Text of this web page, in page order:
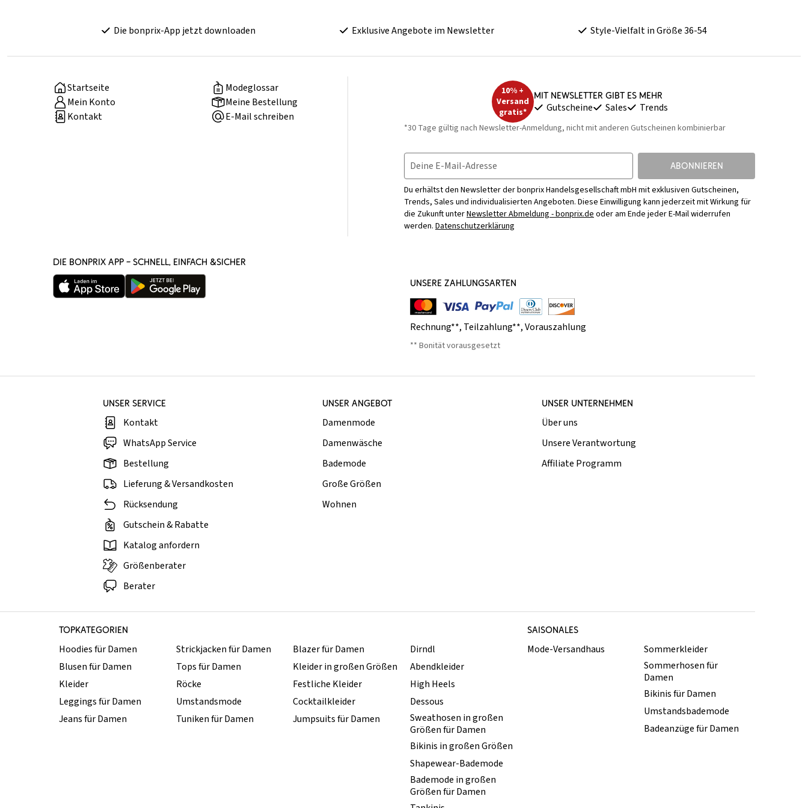
Die bonprix-App jetzt downloaden Exklusive Angebote im Newsletter Style-Vielfalt in Größe 36-54
Startseite
Modeglossar
Mein Konto
Meine Bestellung
Kontakt
E-Mail schreiben
10% +
Versand
gratis*
Mit Newsletter gibt es mehr
Gutscheine Sales Trends
*30 Tage gültig nach Newsletter-Anmeldung, nicht mit anderen Gutscheinen kombinierbar
Deine E-Mail-Adresse ABONNIEREN
Du erhältst den Newsletter der bonprix Handelsgesellschaft mbH mit exklusiven Gutscheinen,
Trends, Sales und individualisierten Angeboten. Diese Einwilligung kann jederzeit mit Wirkung für
die Zukunft unterNewsletter Abmeldung - bonprix.deoder am Ende jeder E-Mail widerrufen
werden. Datenschutzerklärung
DIE BONPRIX APP – SCHNELL, EINFACH &SICHER
UNSERE ZAHLUNGSARTEN
Rechnung**, Teilzahlung**,Vorauszahlung
** Bonität vorausgesetzt
UNSER SERVICE
Kontakt
WhatsApp Service
Bestellung
Lieferung & Versandkosten
Rücksendung
Gutschein & Rabatte
Katalog anfordern
Größenberater
Berater
UNSER ANGEBOT
Damenmode
Damenwäsche
Bademode
Große Größen
Wohnen
UNSER UNTERNEHMEN
Über uns
Unsere Verantwortung
Affiliate Programm
TOPKATEGORIEN SAISONALES
Hoodies für Damen
Blusen für Damen
Kleider
Leggings für Damen
Jeans für Damen
Strickjacken für Damen
Tops für Damen
Röcke
Umstandsmode
Tuniken für Damen
Blazer für Damen
Kleider in großen Größen
Festliche Kleider
Cocktailkleider
Jumpsuits für Damen
Dirndl
Abendkleider
High Heels
Dessous
Sweathosen in großen
Größen für Damen
Mode-Versandhaus
Sommerkleider
Sommerhosen für
Damen
Bikinis für Damen
Umstandsbademode
Badeanzüge für Damen
Bikinis in großen Größen
Shapewear-Bademode
Bademode in großen
Größen für Damen